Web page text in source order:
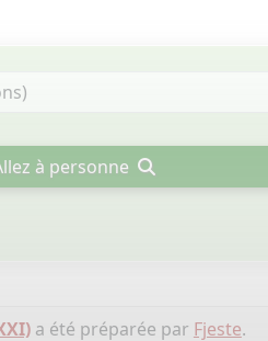
à personne
a été préparée par Fjeste.